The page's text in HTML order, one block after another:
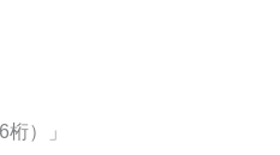
6桁）」